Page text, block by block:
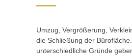
Umzug, Vergrößerung,
die Schließung der
unterschiedliche Gründe